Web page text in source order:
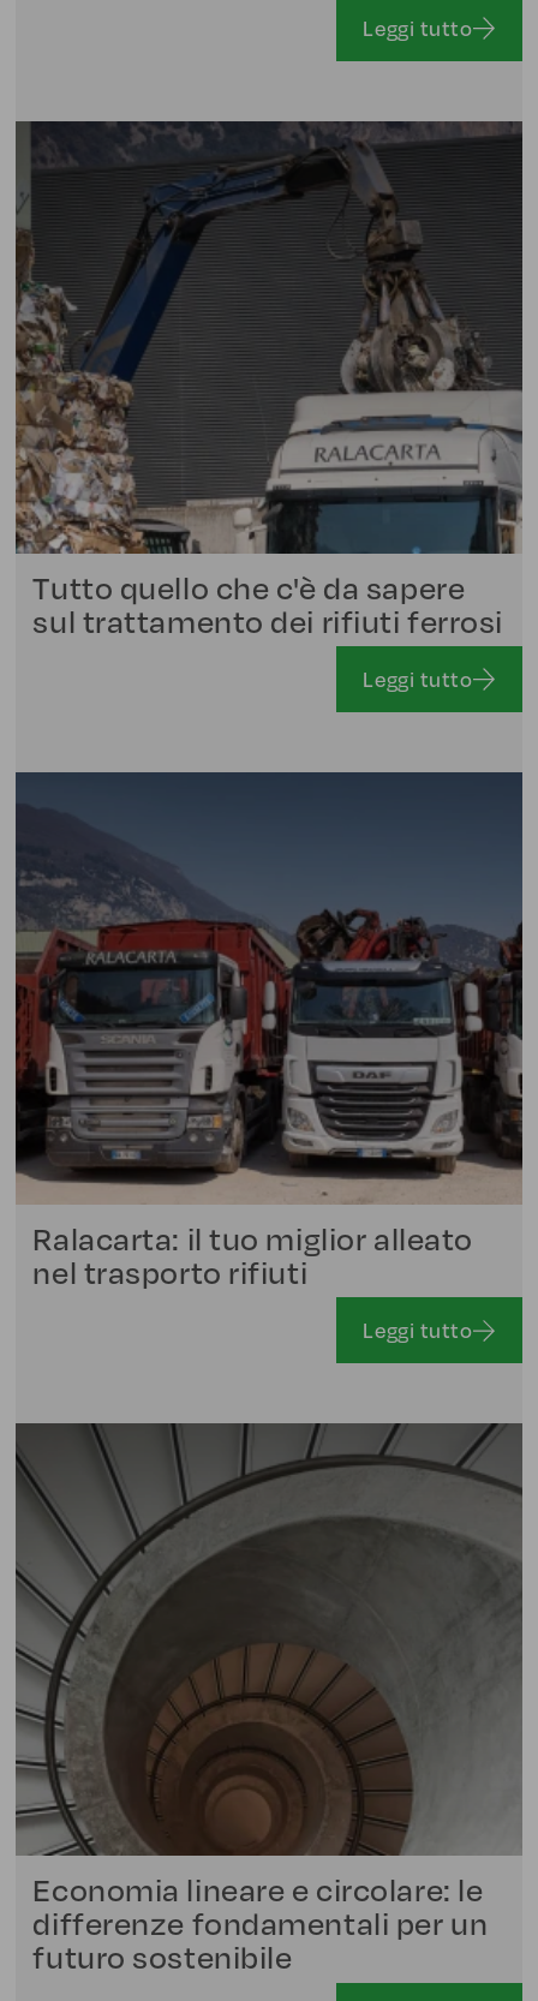
Leggi tutto
Tutto quello che c'è da sapere
sul trattamento dei rifiuti ferrosi
Leggi tutto
Ralacarta: il tuo miglior alleato
nel trasporto rifiuti
Leggi tutto
Economia lineare e circolare: le
differenze fondamentali per un
futuro sostenibile